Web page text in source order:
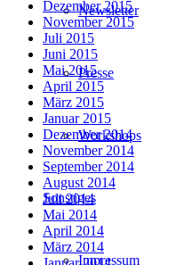
Newsletter
Presse
Workshops
Sonstiges
Impressum
Dezember 2015
November 2015
Juli 2015
Juni 2015
Mai 2015
April 2015
März 2015
Januar 2015
Dezember 2014
November 2014
September 2014
August 2014
Juli 2014
Mai 2014
April 2014
März 2014